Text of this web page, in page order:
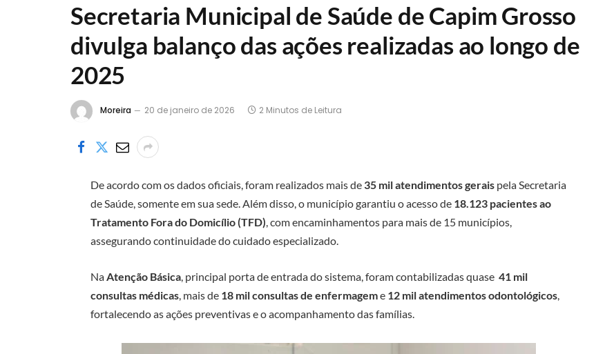
Secretaria Municipal de Saúde de Capim Grosso
divulga balanço das ações realizadas ao longo de
2025
Moreira 20 de janeiro de 2026 2 Minutos de Leitura
De acordo com os dados oficiais, foram realizados mais de 35 mil atendimentos gerais pela Secretaria
de Saúde, somente em sua sede. Além disso, o município garantiu o acesso de 18.123 pacientes ao
Tratamento Fora do Domicílio (TFD), com encaminhamentos para mais de 15 municípios,
assegurando continuidade do cuidado especializado.
Na Atenção Básica , principal porta de entrada do sistema, foram contabilizadas quase41 mil
consultas médicas , mais de 18 mil consultas de enfermageme 12 mil atendimentos odontológicos
fortalecendo as ações preventivas e o acompanhamento das famílias.